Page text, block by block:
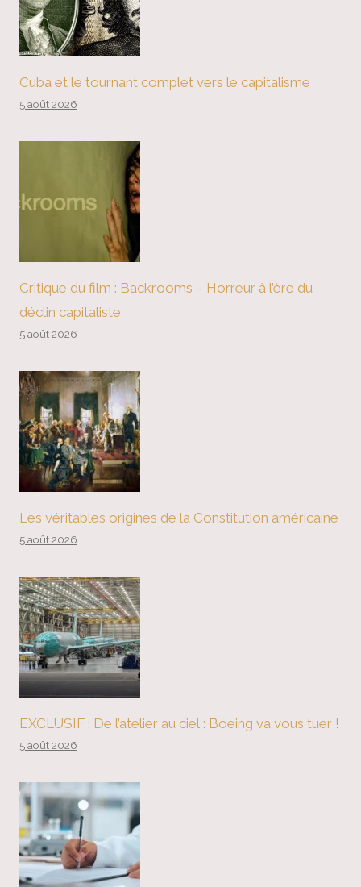
Cuba et le tournant complet vers le capitalisme
5 août 2026
Critique du film : Backrooms – Horreur à l’ère du
déclin capitaliste
5 août 2026
Les véritables origines de la Constitution américaine
5 août 2026
EXCLUSIF : De l’atelier au ciel : Boeing va vous tuer !
5 août 2026